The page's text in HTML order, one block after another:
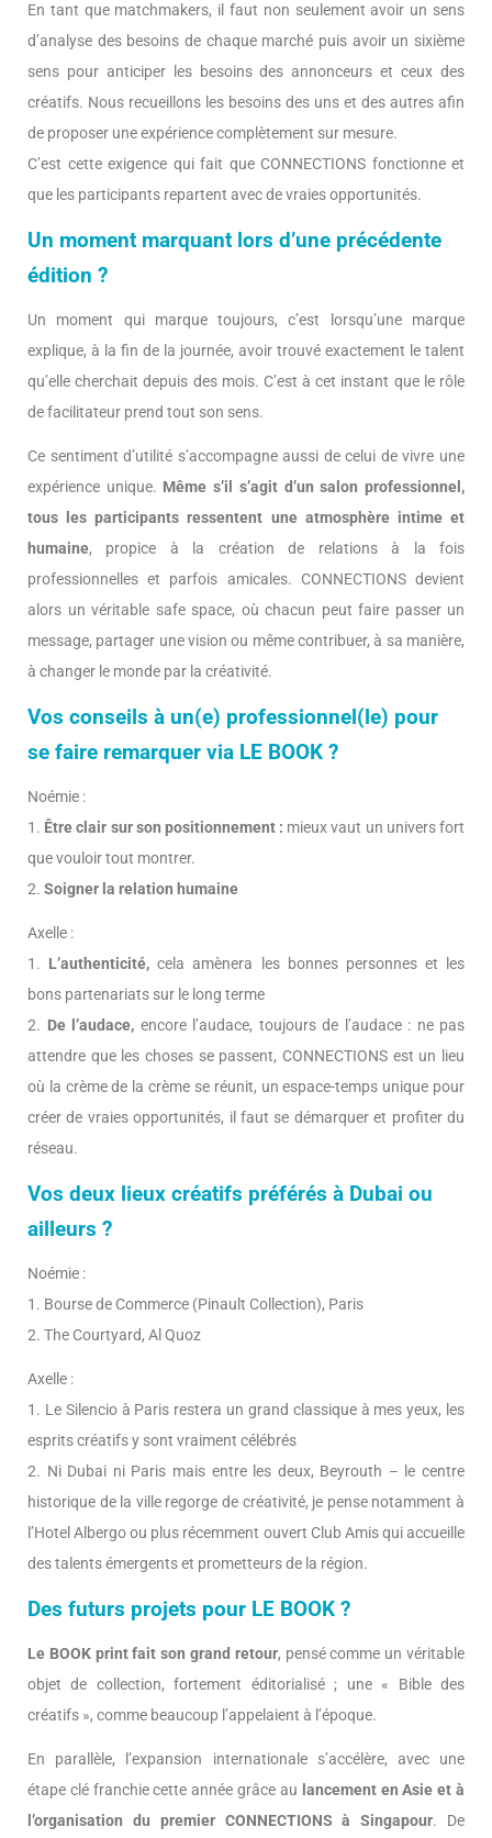
En tant que matchmakers, il faut non seulement avoir un sens
d’analyse des besoins de chaque marché puis avoir un sixième
sens pour anticiper les besoins des annonceurs et ceux des
créatifs. Nous recueillons les besoins des uns et des autres afin
de proposer une expérience complètement sur mesure.
C’est cette exigence qui fait que CONNECTIONS fonctionne et
que les participants repartent avec de vraies opportunités.
Un moment marquant lors d’une précédente
édition ?
Un moment qui marque toujours, c’est lorsqu’une marque
explique, à la fin de la journée, avoir trouvé exactement le talent
qu’elle cherchait depuis des mois. C’est à cet instant que le rôle
de facilitateur prend tout son sens.
Ce sentiment d’utilité s’accompagne aussi de celui de vivre une
expérience unique. Même s’il s’agit d’un salon professionnel,
tous les participants ressentent une atmosphère intime et
humaine, propice à la création de relations à la fois
professionnelles et parfois amicales. CONNECTIONS devient
alors un véritable safe space, où chacun peut faire passer un
message, partager une vision ou même contribuer, à sa manière,
à changer le monde par la créativité.
Vos conseils à un(e) professionnel(le) pour
se faire remarquer via LE BOOK ?
Noémie :
1. Être clair sur son positionnement : mieux vaut un univers fort
que vouloir tout montrer.
2. Soigner la relation humaine
Axelle :
1. L’authenticité, cela amènera les bonnes personnes et les
bons partenariats sur le long terme
2. De l’audace, encore l’audace, toujours de l’audace : ne pas
attendre que les choses se passent, CONNECTIONS est un lieu
où la crème de la crème se réunit, un espace-temps unique pour
créer de vraies opportunités, il faut se démarquer et profiter du
réseau.
Vos deux lieux créatifs préférés à Dubai ou
ailleurs ?
Noémie :
1. Bourse de Commerce (Pinault Collection), Paris
2. The Courtyard, Al Quoz
Axelle :
1. Le Silencio à Paris restera un grand classique à mes yeux, les
esprits créatifs y sont vraiment célébrés
2. Ni Dubai ni Paris mais entre les deux, Beyrouth – le centre
historique de la ville regorge de créativité, je pense notamment à
l’Hotel Albergo ou plus récemment ouvert Club Amis qui accueille
des talents émergents et prometteurs de la région.
Des futurs projets pour LE BOOK ?
Le BOOK print fait son grand retour, pensé comme un véritable
objet de collection, fortement éditorialisé ; une « Bible des
créatifs », comme beaucoup l’appelaient à l’époque.
En parallèle, l’expansion internationale s’accélère, avec une
étape clé franchie cette année grâce au lancement en Asie et à
l’organisation du premier CONNECTIONS à Singapour. De